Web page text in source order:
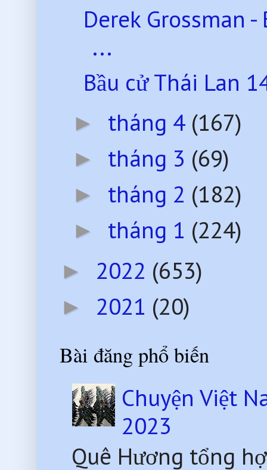
Derek Grossman
...
Bầu cử Thái Lan
► tháng 4 (167)
► tháng 3 (69)
► tháng 2 (182)
► tháng 1 (224)
► 2022 (653)
► 2021 (20)
Bài đăng phổ biến
Chuyện Việt
2023
Quê Hương tổng